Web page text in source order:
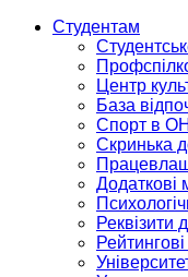
Студентам
Центр
База
Спорт в
Скринька
Додаткові
Реквізити